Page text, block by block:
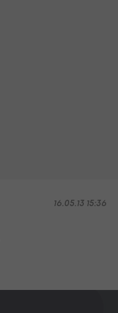
16.05.13 15:36